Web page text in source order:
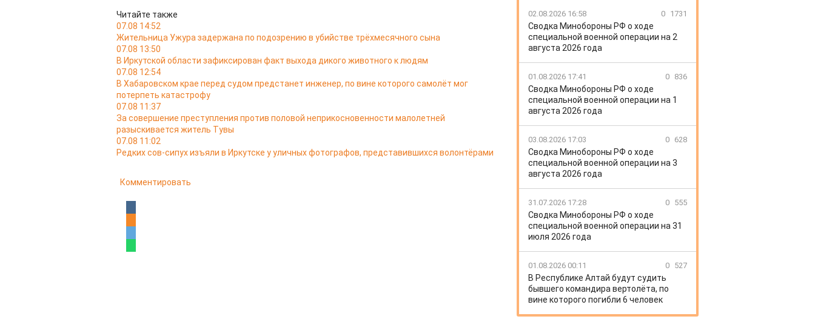
Читайте также
07.08 14:52
Жительница Ужура задержана по подозрению в убийстве трёхмесячного сына
07.08 13:50
В Иркутской области зафиксирован факт выхода дикого животного к людям
07.08 12:54
В Хабаровском крае перед судом предстанет инженер, по вине которого самолёт мог
потерпеть катастрофу
07.08 11:37
За совершение преступления против половой неприкосновенности малолетней
разыскивается житель Тувы
07.08 11:02
Редких сов-сипух изъяли в Иркутске у уличных фотографов, представившихся волонтёрами
Комментировать
02.08.2026 16:58 0 1731
Сводка Минобороны РФ о ходе
специальной военной операции на 2
августа 2026 года
01.08.2026 17:41 0 836
Сводка Минобороны РФ о ходе
специальной военной операции на 1
августа 2026 года
03.08.2026 17:03 0 628
Сводка Минобороны РФ о ходе
специальной военной операции на 3
августа 2026 года
31.07.2026 17:28 0 555
Сводка Минобороны РФ о ходе
специальной военной операции на 31
июля 2026 года
01.08.2026 00:11 0 527
В Республике Алтай будут судить
бывшего командира вертолёта, по
вине которого погибли 6 человек